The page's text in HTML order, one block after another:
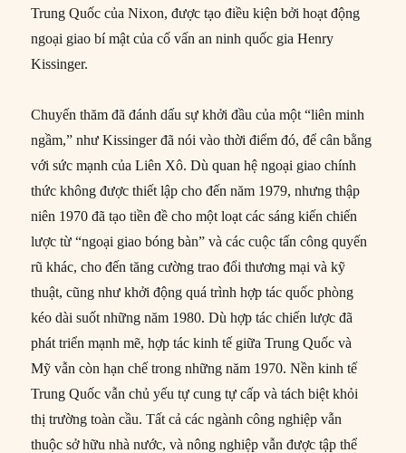
Trung Quốc của Nixon, được tạo điều kiện bởi hoạt động
ngoại giao bí mật của cố vấn an ninh quốc gia Henry
Kissinger.
Chuyến thăm đã đánh dấu sự khởi đầu của một “liên minh
ngầm,” như Kissinger đã nói vào thời điểm đó, để cân bằng
với sức mạnh của Liên Xô. Dù quan hệ ngoại giao chính
thức không được thiết lập cho đến năm 1979, nhưng thập
niên 1970 đã tạo tiền đề cho một loạt các sáng kiến chiến
lược từ “ngoại giao bóng bàn” và các cuộc tấn công quyến
rũ khác, cho đến tăng cường trao đổi thương mại và kỹ
thuật, cũng như khởi động quá trình hợp tác quốc phòng
kéo dài suốt những năm 1980. Dù hợp tác chiến lược đã
phát triển mạnh mẽ, hợp tác kinh tế giữa Trung Quốc và
Mỹ vẫn còn hạn chế trong những năm 1970. Nền kinh tế
Trung Quốc vẫn chủ yếu tự cung tự cấp và tách biệt khỏi
thị trường toàn cầu. Tất cả các ngành công nghiệp vẫn
thuộc sở hữu nhà nước, và nông nghiệp vẫn được tập thể